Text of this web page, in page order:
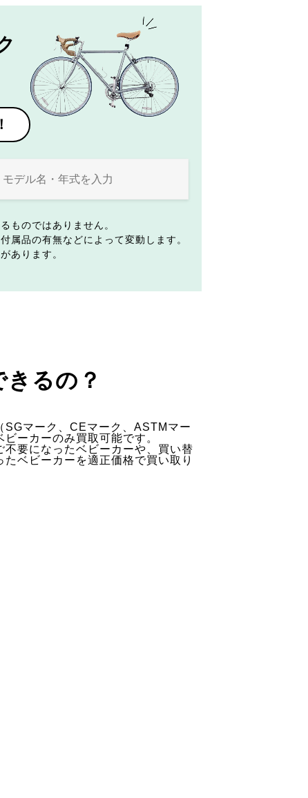
ものではありません。
属品の有無などによって変動します。
あります。
るの？
SGマーク、CEマーク、ASTMマー
ビーカーのみ買取可能です。
不要になったベビーカーや、買い替
たベビーカーを適正価格で買い取り